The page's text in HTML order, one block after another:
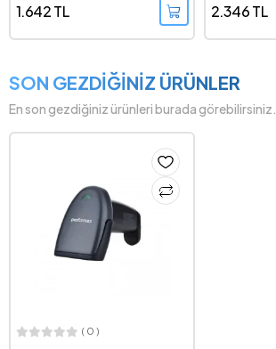
2.346 TL 1.172 TL
SON GEZDİĞİNİZ ÜRÜNLER
En son gezdiğiniz ürünleri burada görebilirsiniz.
( 0 )